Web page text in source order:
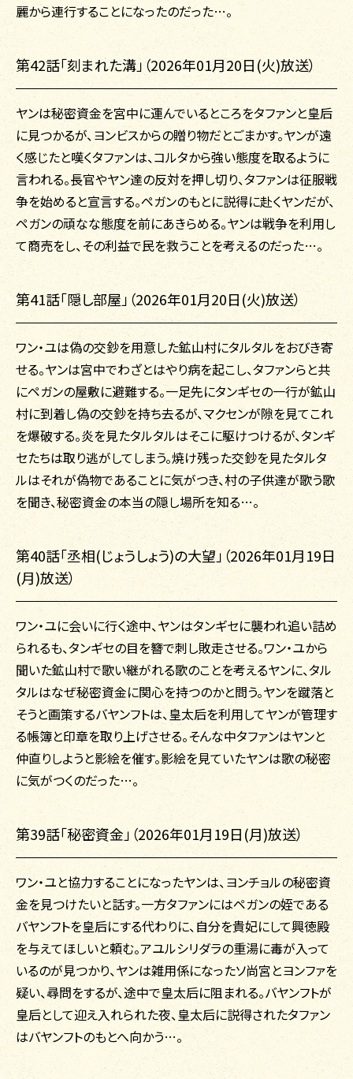
麗から連行することになったのだった…。
第42話「刻まれた溝」（2026年01月20日(火)放送）
ヤンは秘密資金を宮中に運んでいるところをタファンと皇后
に見つかるが、ヨンビスからの贈り物だとごまかす。ヤンが遠
く感じたと嘆くタファンは、コルタから強い態度を取るように
言われる。長官やヤン達の反対を押し切り、タファンは征服戦
争を始めると宣言する。ペガンのもとに説得に赴くヤンだが、
ペガンの頑なな態度を前にあきらめる。ヤンは戦争を利用し
て商売をし、その利益で民を救うことを考えるのだった…。
第41話「隠し部屋」（2026年01月20日(火)放送）
ワン・ユは偽の交鈔を用意した鉱山村にタルタルをおびき寄
せる。ヤンは宮中でわざとはやり病を起こし、タファンらと共
にペガンの屋敷に避難する。一足先にタンギセの一行が鉱山
村に到着し偽の交鈔を持ち去るが、マクセンが隙を見てこれ
を爆破する。炎を見たタルタルはそこに駆けつけるが、タンギ
セたちは取り逃がしてしまう。焼け残った交鈔を見たタルタ
ルはそれが偽物であることに気がつき、村の子供達が歌う歌
を聞き、秘密資金の本当の隠し場所を知る…。
第40話「丞相(じょうしょう)の大望」（2026年01月19日
(月)放送）
ワン・ユに会いに行く途中、ヤンはタンギセに襲われ追い詰め
られるも、タンギセの目を簪で刺し敗走させる。ワン・ユから
聞いた鉱山村で歌い継がれる歌のことを考えるヤンに、タル
タルはなぜ秘密資金に関心を持つのかと問う。ヤンを蹴落と
そうと画策するバヤンフトは、皇太后を利用してヤンが管理す
る帳簿と印章を取り上げさせる。そんな中タファンはヤンと
仲直りしようと影絵を催す。影絵を見ていたヤンは歌の秘密
に気がつくのだった…。
第39話「秘密資金」（2026年01月19日(月)放送）
ワン・ユと協力することになったヤンは、ヨンチョルの秘密資
金を見つけたいと話す。一方タファンにはペガンの姪である
バヤンフトを皇后にする代わりに、自分を貴妃にして興徳殿
を与えてほしいと頼む。アユルシリダラの重湯に毒が入って
いるのが見つかり、ヤンは雑用係になったソ尚宮とヨンファを
疑い、尋問をするが、途中で皇太后に阻まれる。バヤンフトが
皇后として迎え入れられた夜、皇太后に説得されたタファン
はバヤンフトのもとへ向かう…。